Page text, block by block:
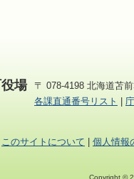
場
〒 078-4198 北海道苫
各課直通番号リスト
このサイトについて 個人情報
Copyright ©